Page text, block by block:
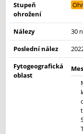
Stupeň
ohrožení
Nálezy
30
Poslední nález
Fytogeografická
oblast